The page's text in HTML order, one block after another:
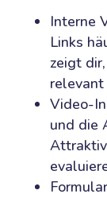
Interne
Links
zeigt
relevant
Video-
und die